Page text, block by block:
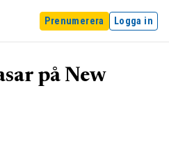
Prenumerera Logga in
på New